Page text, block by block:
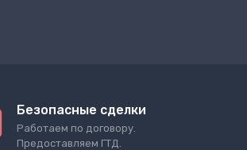
Безопасные сделки
Работаем по договору.
Предоставляем ГТД.